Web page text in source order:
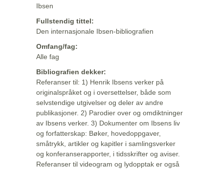
Ibsen
Fullstendig tittel:
Den internasjonale Ibsen-bibliografien
Omfang/fag:
Alle fag
Bibliografien dekker:
Referanser til: 1) Henrik Ibsens verker på
originalspråket og i oversettelser, både som
selvstendige utgivelser og deler av andre
publikasjoner. 2) Parodier over og omdiktninger
av Ibsens verker. 3) Dokumenter om Ibsens liv
og forfatterskap: Bøker, hovedoppgaver,
småtrykk, artikler og kapitler i samlingsverker
og konferanserapporter, i tidsskrifter og aviser.
Referanser til videogram og lydopptak er også